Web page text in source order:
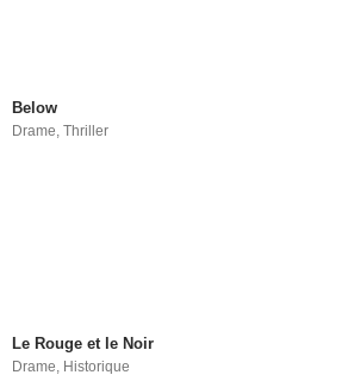
Below
Drame,Thriller
Le Rouge et le Noir
Drame, Historique